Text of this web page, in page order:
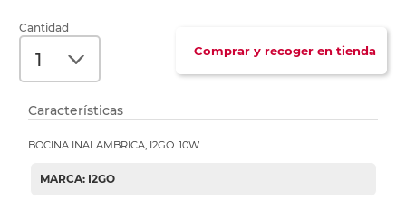
Cantidad
Comprar y recoger en tienda
Características
BOCINA INALAMBRICA, I2GO. 10W
MARCA: I2GO